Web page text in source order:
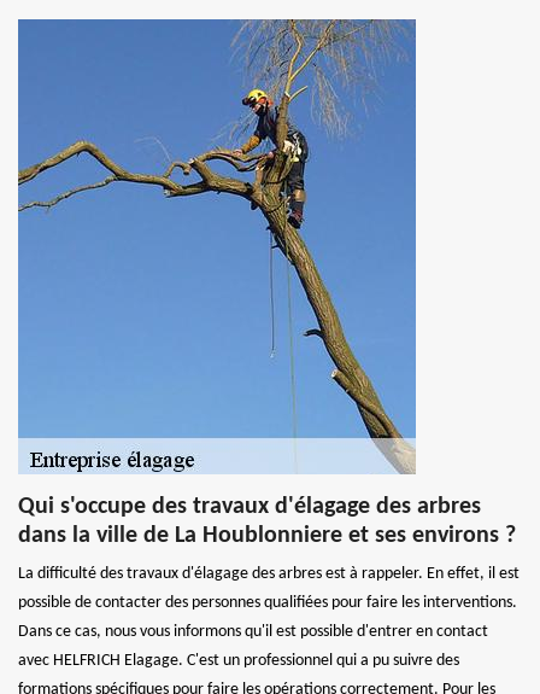
Qui s'occupe des travaux d'élagage des arbres
dans la ville de La Houblonniere et ses environs ?
La difficulté des travaux d'élagage des arbres est à rappeler. En effet, il est
possible de contacter des personnes qualifiées pour faire les interventions.
Dans ce cas, nous vous informons qu'il est possible d'entrer en contact
avec HELFRICH Elagage. C'est un professionnel qui a pu suivre des
formations spécifiques pour faire les opérations correctement. Pour les